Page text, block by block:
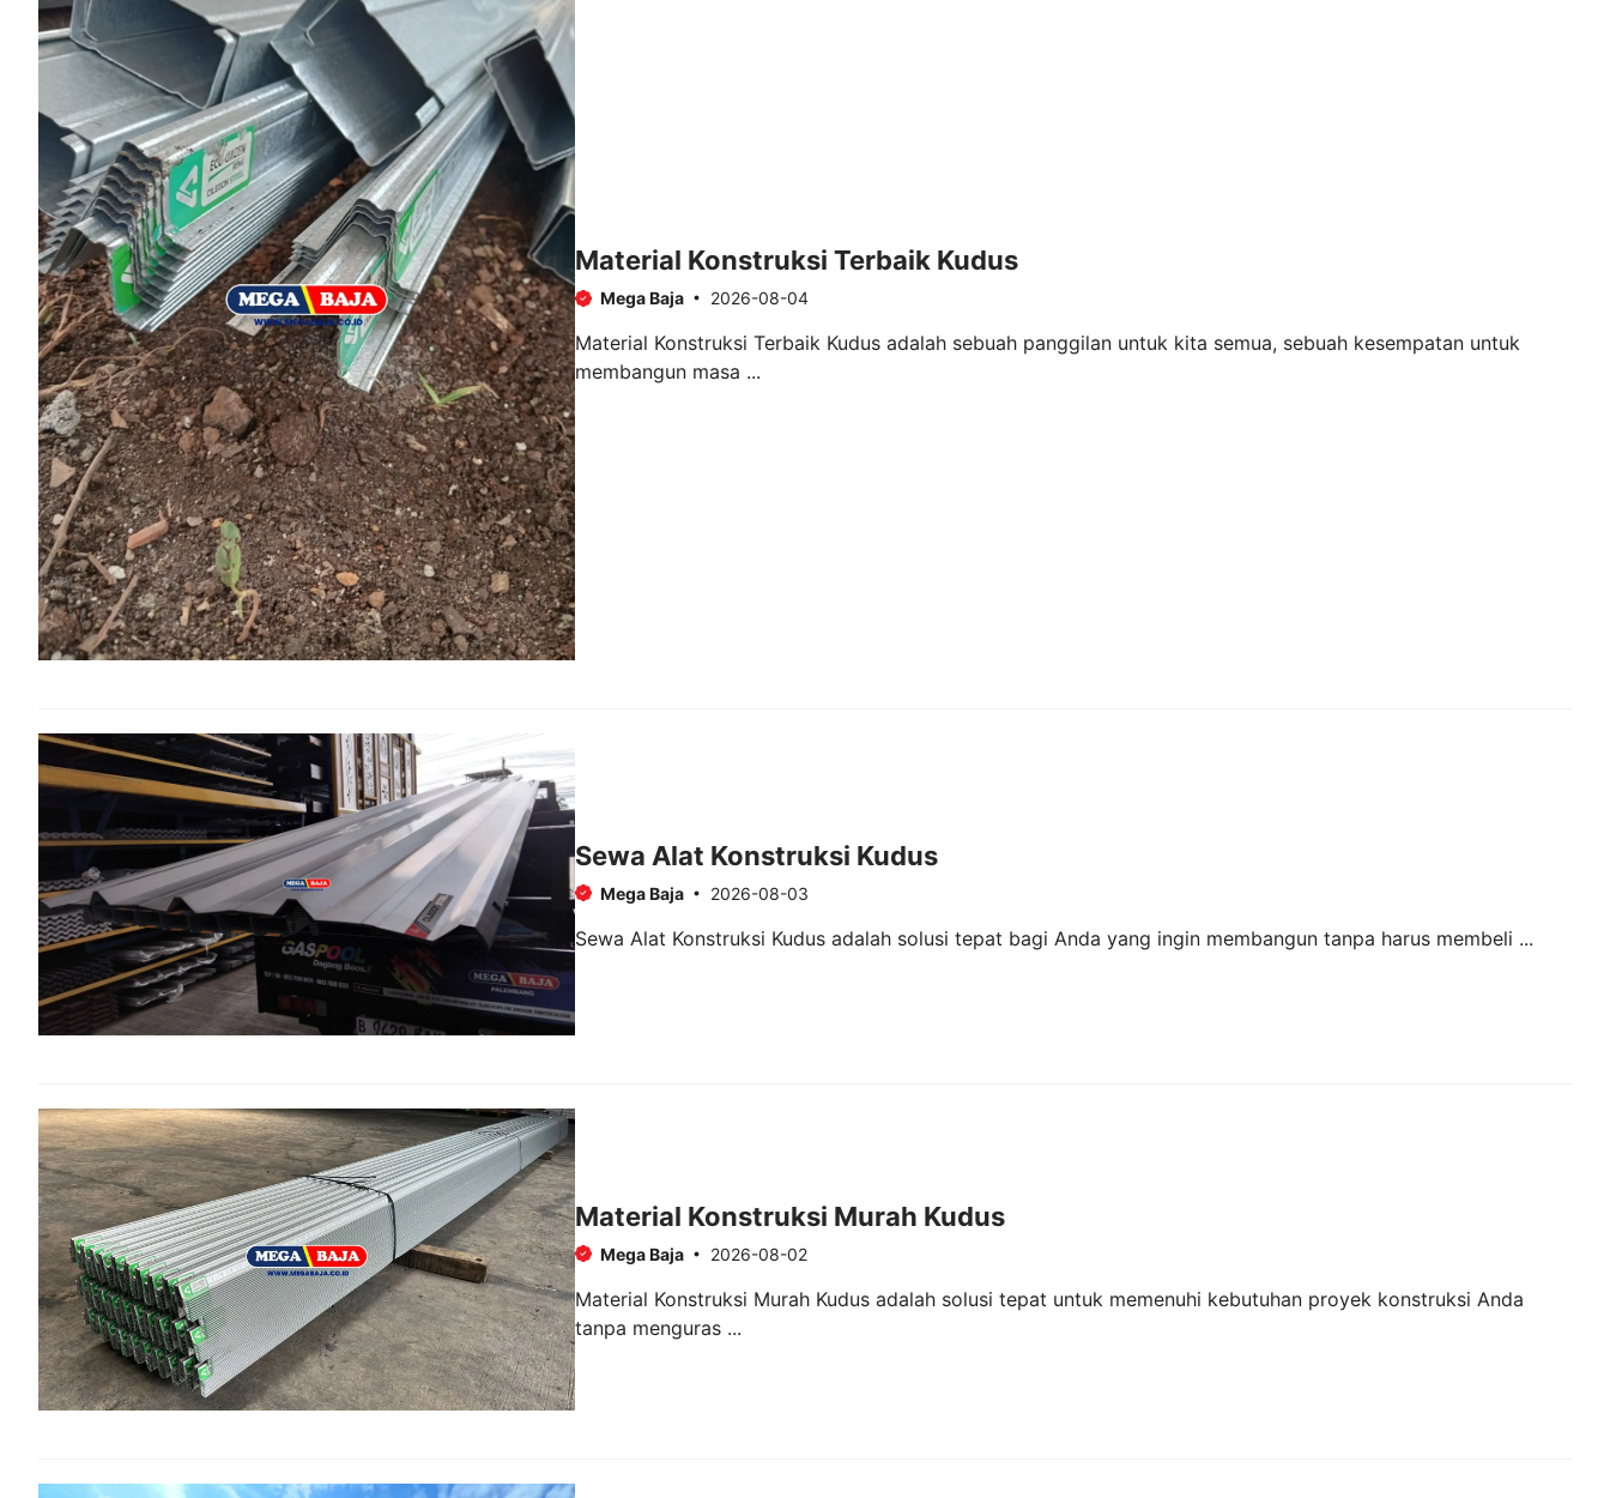
Material Konstruksi Terbaik Kudus
Mega Baja 2026-08-04
Material Konstruksi Terbaik Kudus adalah sebuah panggilan untuk kita semua, sebuah kesempatan untuk
membangun masa ...
Sewa Alat Konstruksi Kudus
Mega Baja 2026-08-03
Sewa Alat Konstruksi Kudus adalah solusi tepat bagi Anda yang ingin membangun tanpa harus membeli ...
Material Konstruksi Murah Kudus
Mega Baja 2026-08-02
Material Konstruksi Murah Kudus adalah solusi tepat untuk memenuhi kebutuhan proyek konstruksi Anda
tanpa menguras ...